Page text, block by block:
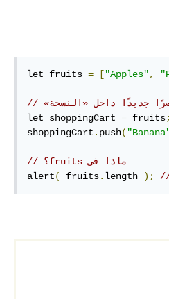
let fruits = ["Apples",
جديدًا داخل «النسخة»
let shoppingCart = fruits;
shoppingCart . push(
// ماذا في ‫fruits؟
alert( fruits. length );